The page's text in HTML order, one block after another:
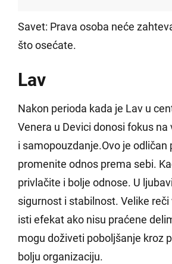
Savet: Prava osoba neće
što osećate.
Lav
Nakon perioda kada je Lav u
Venera u Devici donosi fokus
i samopouzdanje.Ovo je odličan
promenite odnos prema sebi.
privlačite i bolje odnose. U
sigurnost i stabilnost. Velike
isti efekat ako nisu praćene
mogu doživeti poboljšanje kroz
bolju organizaciju.